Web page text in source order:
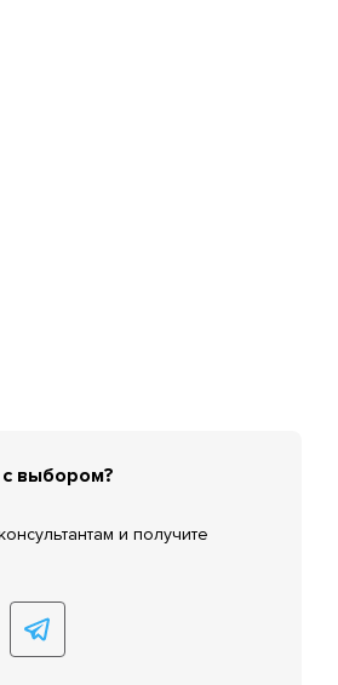
выбором?
и получите